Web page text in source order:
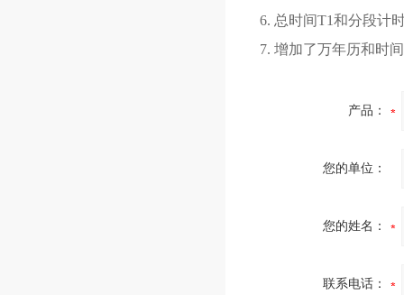
6. 总时间T1和分段计
7. 增加了万年历和时
产品：
您的单位：
您的姓名：
联系电话：